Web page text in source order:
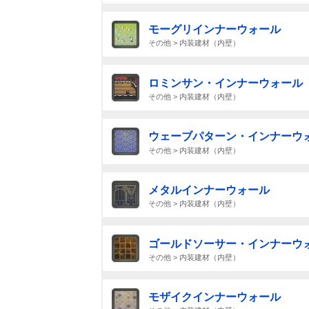
モーグリインナーウォール
その他 > 内装建材（内壁）
ロミンサン・インナーウォール
その他 > 内装建材（内壁）
ウェーブパターン・インナーウ
その他 > 内装建材（内壁）
メタルインナーウォール
その他 > 内装建材（内壁）
ゴールドソーサー・インナーウ
その他 > 内装建材（内壁）
モザイクインナーウォール